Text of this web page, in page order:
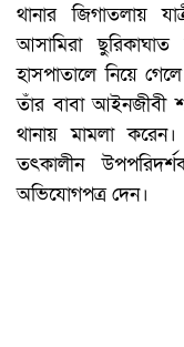
থানার জিগাতলায়
আসামিরা
হাসপাতালে নিয়ে
তাঁর বাবা আইনজীবী
থানায় মামলা
তৎকালীন
অভিযোগপত্র দেন।